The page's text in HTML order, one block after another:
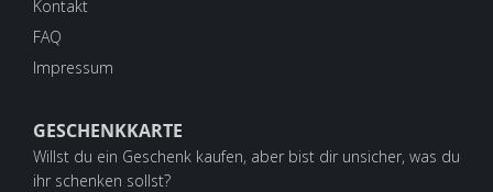
Kontakt
FAQ
Impressum
GESCHENKKARTE
Willst du ein Geschenk kaufen, aber bist dir unsicher, was du
ihr schenken sollst?